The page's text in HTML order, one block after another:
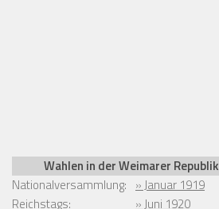
Wahlen in der Weimarer Republik
Nationalversammlung: » Januar 1919
Reichstags:
» Juni 1920